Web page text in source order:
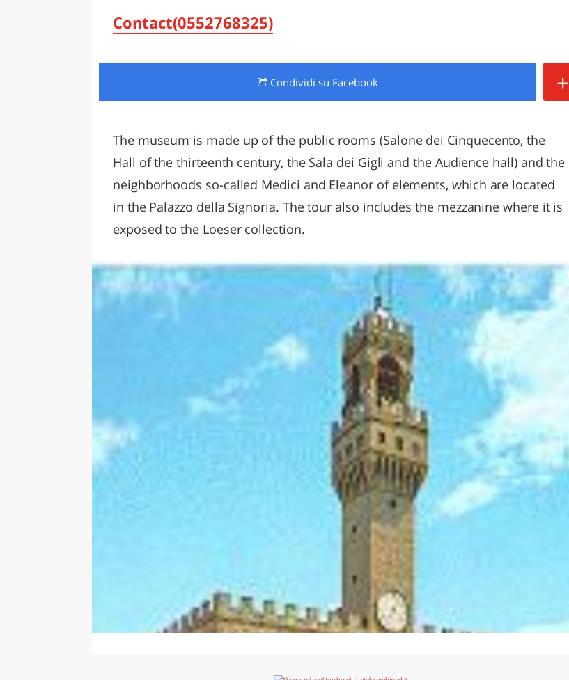
Contact(0552768325)
Condividi su Facebook +
The museum is made ​​up of the public rooms (Salone dei Cinquecento, the
Hall of the thirteenth century, the Sala dei Gigli and the Audience hall) and the
neighborhoods so-called Medici and Eleanor of elements, which are located
in the Palazzo della Signoria. The tour also includes the mezzanine where it is
exposed to the Loeser collection.